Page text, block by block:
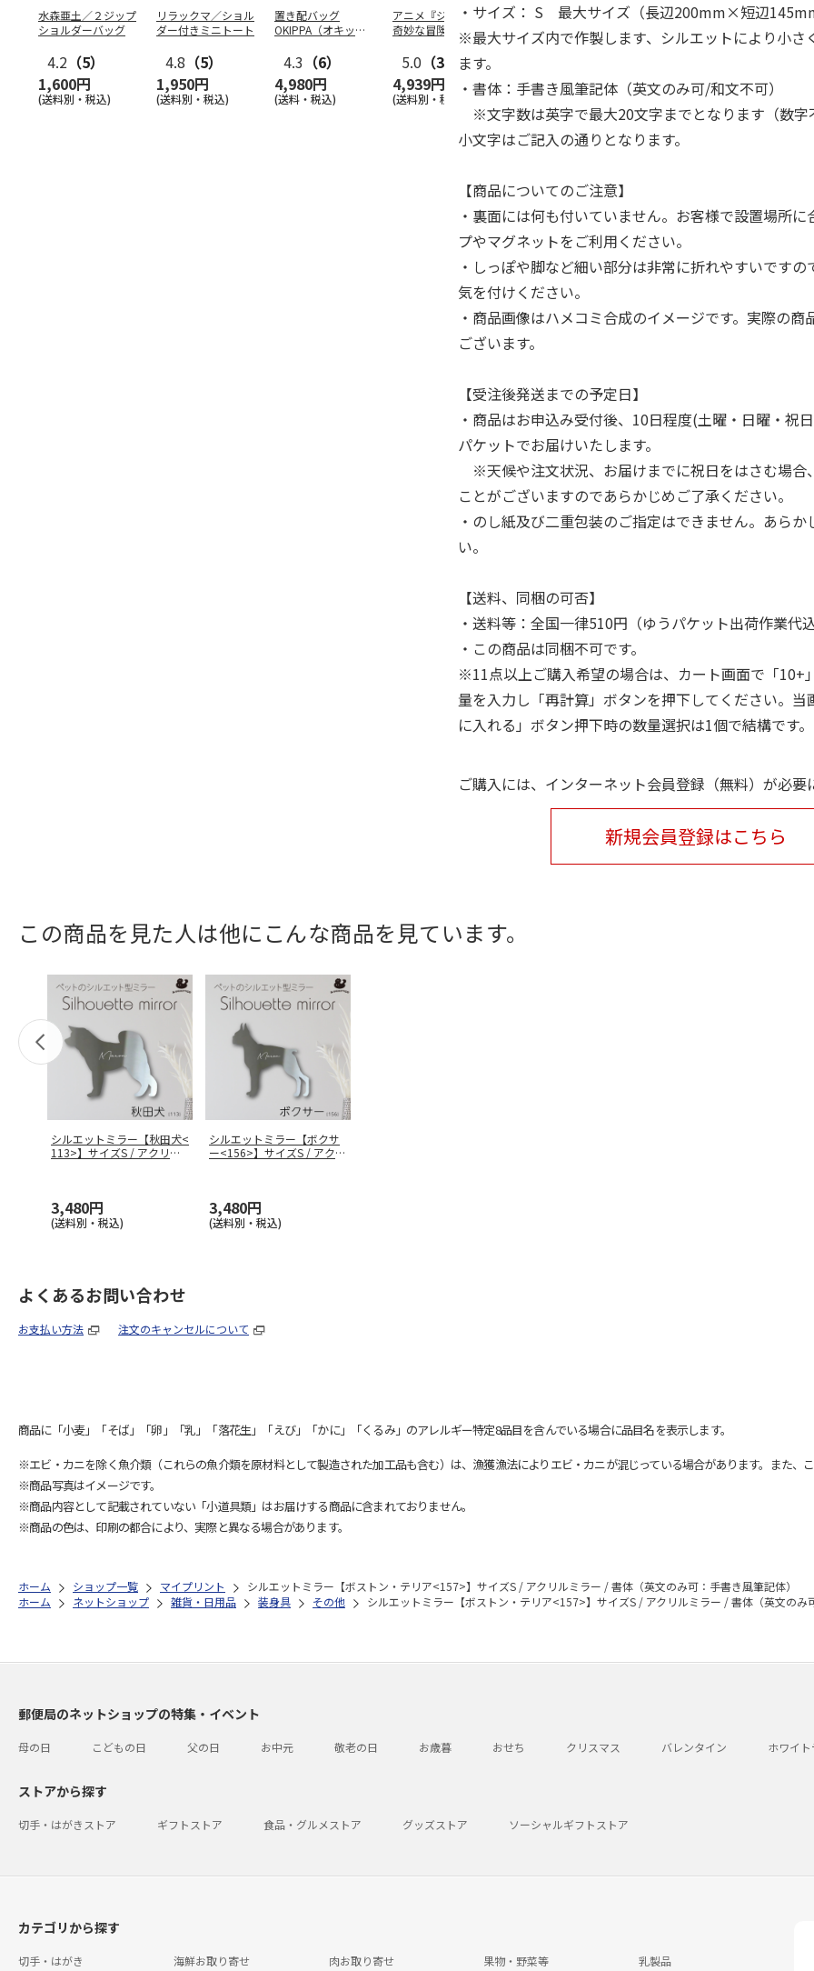
水森亜土／２ジップ
ショルダーバッグ
4.2 （5）
1,600円
(送料別・税込)
リラックマ／ショル
ダー付きミニトート
4.8 （5）
1,950円
(送料別・税込)
置き配バッグ
OKIPPA（オキッ
4.3 （6）
4,980円
(送料・税込)
アニメ『ジョジョの
奇妙な冒険 黄金の
風』CITY POP…
5.0 （3）
4,939円
(送料別・税込)
コジコジ／ショルダ
ー付きバッグ
1,760円
(送料別・税込)
POSTIES オリジナ
ルTシャツ Sサイズ
3,080円
(送料別・税込)
アニメ『ジ
奇妙な冒険 黄
風』CITY
3,839円
(送料別・税込)
・サイズ： S 最大サイズ（長辺200mm×短辺
※最大サイズ内で作製します、シルエットにより小さ
ます。
・書体：手書き風筆記体（英文のみ可/和文不可）
※文字数は英字で最大20文字までとなります（数字
小文字はご記入の通りとなります。
【商品についてのご注意】
・裏面には何も付いていません。お客様で設置場所に
プやマグネットをご利用ください。
・しっぽや脚など細い部分は非常に折れやすいですの
気を付けください。
・商品画像はハメコミ合成のイメージです。実際の商
ございます。
【受注後発送までの予定日】
・商品はお申込み受付後、10日程度(土曜・日曜・祝
パケットでお届けいたします。
※天候や注文状況、お届けまでに祝日をはさむ場合
ことがございますのであらかじめご了承ください。
・のし紙及び二重包装のご指定はできません。あらか
い。
【送料、同梱の可否】
・送料等：全国一律510円（ゆうパケット出荷作業代込
・この商品は同梱不可です。
※11点以上ご購入希望の場合は、カート画面で「10+
量を入力し「再計算」ボタンを押下してください。当
に入れる」ボタン押下時の数量選択は1個で結構です。
ご購入には、インターネット会員登録（無料）が必要
新規会員登録はこちら
この商品を見た人は他にこんな商品を見ています。
シルエットミラー【秋田犬<
113>】サイズS / アクリル
3,480円
(送料別・税込)
シルエットミラー【ボクサ
ー<156>】サイズS / アクリ
3,480円
(送料別・税込)
よくあるお問い合わせ
お支払い方法 注文のキャンセルについて
商品に「小麦」「そば」「卵」「乳」「落花生」「えび」「かに」「くるみ」のアレルギー特定8品目を含んでいる場合に品目名を表示します。
※エビ・カニを除く魚介類（これらの魚介類を原材料として製造された加工品も含む）は、漁獲漁法によりエビ・カニが混じっている場合があります。また、
※商品写真はイメージです。
※商品内容として記載されていない「小道具類」はお届けする商品に含まれておりません。
※商品の色は、印刷の都合により、実際と異なる場合があります。
ホーム ショップ一覧 マイプリント
シルエットミラー【ボストン・テリア<157>】サイズS / アクリルミラー / 書体（英文のみ可：手書き風筆記体）
ホーム
ネットショップ 雑貨・日用品 装身具 その他 シルエットミラー【ボストン・テリア<157>】サイズS / アクリルミラー / 書体（英文のみ
郵便局のネットショップの特集・イベント
母の日 こどもの日 父の日 お中元 敬老の日 お歳暮 おせち クリスマス バレンタイン ホワイト
ストアから探す
切手・はがきストア ギフトストア 食品・グルメストア グッズストア ソーシャルギフトストア
カテゴリから探す
切手・はがき 海鮮お取り寄せ 肉お取り寄せ 果物・野菜等 乳製品